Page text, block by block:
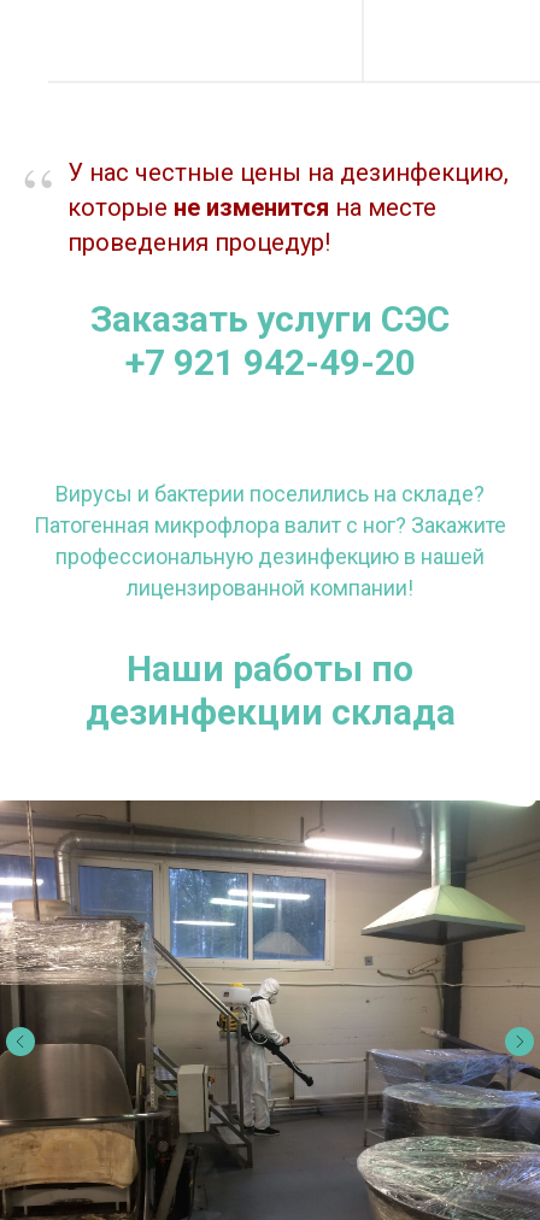
“ У нас честные цены на дезинфекцию,
которые не изменится на месте
проведения процедур!
Заказать услуги СЭС
+7 921 942-49-20
Вирусы и бактерии поселились на складе?
Патогенная микрофлора валит с ног? Закажите
профессиональную дезинфекцию в нашей
лицензированной компании!
Наши работы по
дезинфекции склада